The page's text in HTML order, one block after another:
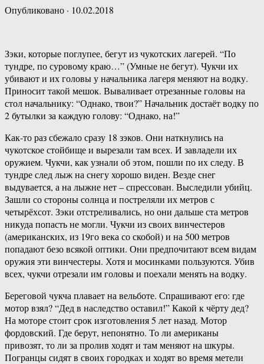
Опубликовано · 10.02.2018
Зэки, которые поглупее, бегут из чукотских лагерей. “По
тундре, по суровому краю…” (Умные не бегут). Чукчи их
убивают и их головы у начальника лагеря меняют на водку.
Приносит такой мешок. Вываливает отрезанные головы на
стол начальнику: “Однако, твои?” Начальник достаёт водку по
2 бутылки за каждую голову: “Однако, на!”
Как-то раз сбежало сразу 18 зэков. Они наткнулись на
чукотское стойбище и вырезали там всех. И завладели их
оружием. Чукчи, как узнали об этом, пошли по их следу. В
тундре след лыж на снегу хорошо виден. Везде снег
выдувается, а на лыжне нет – спрессован. Выследили убийц.
Зашли со стороны солнца и постреляли их метров с
четырёхсот. Зэки отстреливались, но они дальше ста метров
никуда попасть не могли. Чукчи из своих винчестеров
(американских, из 19го века со скобой) и на 500 метров
попадают безо всякой оптики. Они предпочитают всем видам
оружия эти винчестеры. Хотя и мосинками пользуются. Убив
всех, чукчи отрезали им головы и поехали менять на водку.
Береговой чукча плавает на вельботе. Спрашивают его: где
мотор взял? “Дед в наследство оставил!” Какой к чёрту дед?
На моторе стоит срок изготовления 5 лет назад. Мотор
фордовский. Где берут, непонятно. То ли американы
привозят, то ли за пролив ходят и там меняют на шкуры.
Погранцы сидят в своих городках и ходят во время метели